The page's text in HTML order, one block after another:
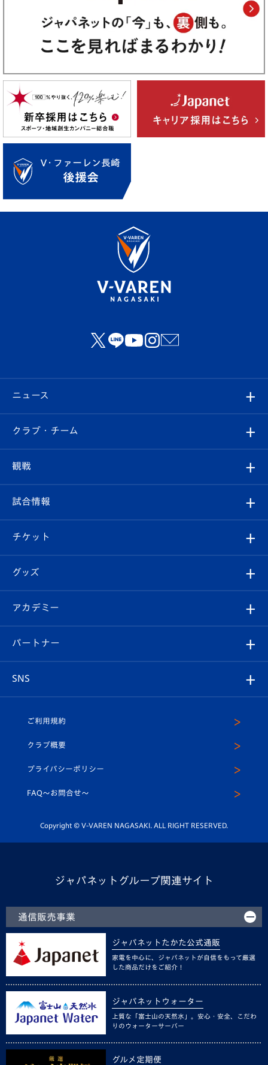
ニュース
すべて
クラブ
試合情報
チケット
イベント
メディア
ホームタウン
クラブ・チーム
クラブ概要
エンブレム紹介
スタッフプロフィール
マスコット紹介
平和祈念活動
ホームタウン活動
観戦
観戦ルール
はじめての観戦ガイド
Revive Team
ヴィヴィくんの長崎おもてなしガイド
試合情報
試合日程/結果
フォトギャラリー
スタジアムグルメ
チケット
チケット
V-LOVERS（ファンクラブ）
プレイヤーズスイート
グッズ
オンラインショップ
店舗情報
アカデミー
育成からのお知らせ
U-18
スクール
パートナー
SNS
ヴィヴィくんインスタグラム
公式LINE＠
ご利用規約
クラブ概要
プライバシーポリシー
FAQ〜お問合せ〜
Copyright © V-VAREN NAGASAKI. ALL RIGHT RESERVED.
ジャパネットグループ関連サイト
通信販売事業
ジャパネットたかた公式通販
家電を中心に、ジャパネットが自信をもって厳選
した商品だけをご紹介！
ジャパネットウォーター
上質な「富士山の天然水」。安心・安全、こだわ
りのウォーターサーバー
グルメ定期便